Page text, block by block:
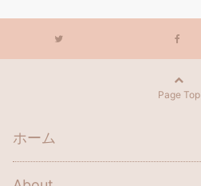
Page Top
ホーム